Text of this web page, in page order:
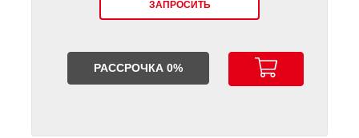
ЗАПРОСИТЬ
РАССРОЧКА 0%